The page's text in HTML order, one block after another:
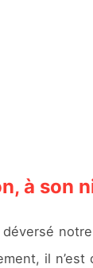
à son
il